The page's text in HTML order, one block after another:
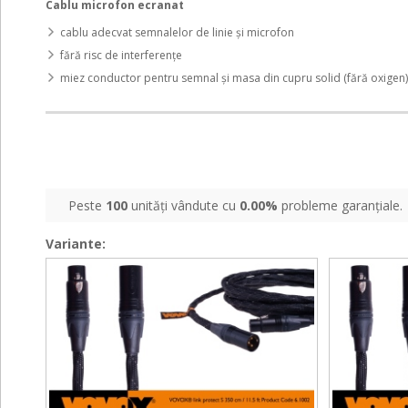
Cablu microfon ecranat
cablu adecvat semnalelor de linie și microfon
fără risc de interferențe
miez conductor pentru semnal și masa din cupru solid (fără oxigen)
Peste 100 unități vândute cu 0.00% probleme garanțiale.
Variante:
Link
Protect
XLR
Link
Protect
XLR
350
Link
Protect
XLR
Link
Protect
XLR
500